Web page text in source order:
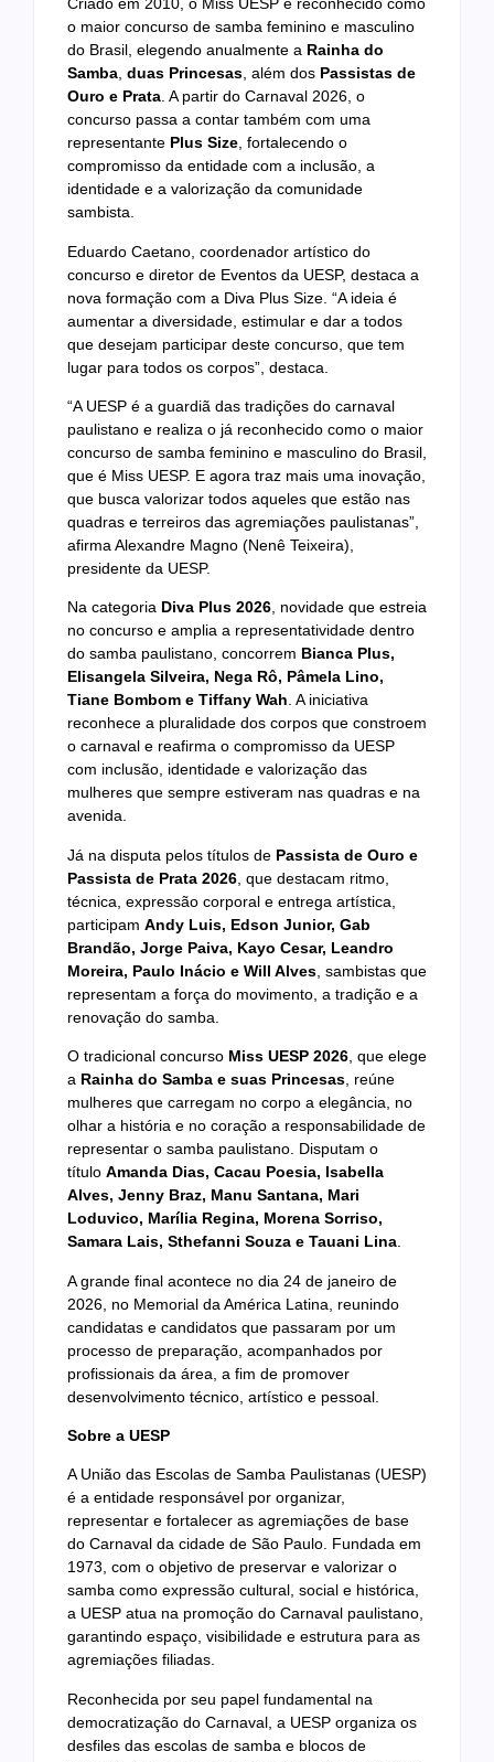
o maior concurso de samba feminino e masculino
do Brasil, elegendo anualmente a Rainha do
Samba duas Princesas , além dos Passistas de
Ouro e Prata . A partir do Carnaval 2026, o
concurso passa a contar também com uma
representante Plus Size , fortalecendo o
compromisso da entidade com a inclusão, a
identidade e a valorização da comunidade
sambista.
Eduardo Caetano, coordenador artístico do
concurso e diretor de Eventos da UESP, destaca a
nova formação com a Diva Plus Size. “A ideia é
aumentar a diversidade, estimular e dar a todos
que desejam participar deste concurso, que tem
lugar para todos os corpos”, destaca.
“A UESP é a guardiã das tradições do carnaval
paulistano e realiza o já reconhecido como o maior
concurso de samba feminino e masculino do Brasil,
que é Miss UESP. E agora traz mais uma inovação,
que busca valorizar todos aqueles que estão nas
quadras e terreiros das agremiações paulistanas”,
afirma Alexandre Magno (Nenê Teixeira),
presidente da UESP.
Na categoria Diva Plus 2026, novidade que estreia
no concurso e amplia a representatividade dentro
do samba paulistano, concorrem Bianca Plus,
Elisangela Silveira, Nega Rô, Pâmela Lino,
Tiane Bombom e Tiffany Wah. A iniciativa
reconhece a pluralidade dos corpos que constroem
o carnaval e reafirma o compromisso da UESP
com inclusão, identidade e valorização das
mulheres que sempre estiveram nas quadras e na
avenida.
Já na disputa pelos títulos de Passista de Ouro e
Passista de Prata 2026 , que destacam ritmo,
técnica, expressão corporal e entrega artística,
participam Andy Luis, Edson Junior, Gab
Brandão, Jorge Paiva, Kayo Cesar, Leandro
Moreira, Paulo Inácio e Will Alves , sambistas que
representam a força do movimento, a tradição e a
renovação do samba.
O tradicional concurso Miss UESP 2026 , que elege
a Rainha do Samba e suas Princesas , reúne
mulheres que carregam no corpo a elegância, no
olhar a história e no coração a responsabilidade de
representar o samba paulistano. Disputam o
título Amanda Dias, Cacau Poesia, Isabella
Alves, Jenny Braz, Manu Santana, Mari
Loduvico, Marília Regina, Morena Sorriso,
Samara Lais, Sthefanni Souza e Tauani Lina
A grande final acontece no dia 24 de janeiro de
2026, no Memorial da América Latina, reunindo
candidatas e candidatos que passaram por um
processo de preparação, acompanhados por
profissionais da área, a fim de promover
desenvolvimento técnico, artístico e pessoal.
Sobre a UESP
A União das Escolas de Samba Paulistanas (UESP)
é a entidade responsável por organizar,
representar e fortalecer as agremiações de base
do Carnaval da cidade de São Paulo. Fundada em
1973, com o objetivo de preservar e valorizar o
samba como expressão cultural, social e histórica,
a UESP atua na promoção do Carnaval paulistano,
garantindo espaço, visibilidade e estrutura para as
agremiações filiadas.
Reconhecida por seu papel fundamental na
democratização do Carnaval, a UESP organiza os
desfiles das escolas de samba e blocos de